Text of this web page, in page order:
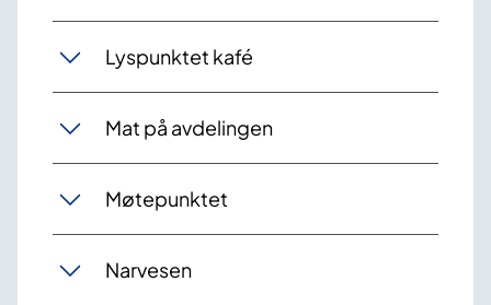
Lyspunktet kafé
Mat på avdelingen
Møtepunktet
Narvesen